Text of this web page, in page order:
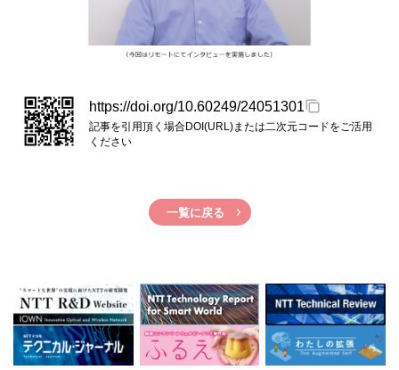
https://doi.org/10.60249/24051301
記事を引用頂く場合DOI(URL)または二次元コードをご活用
ください
一覧に戻る